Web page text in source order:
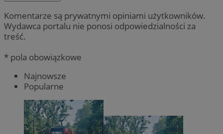
Komentarze są prywatnymi opiniami użytkowników.
Wydawca portalu nie ponosi odpowiedzialności za
treść.
* pola obowiązkowe
Najnowsze
Popularne